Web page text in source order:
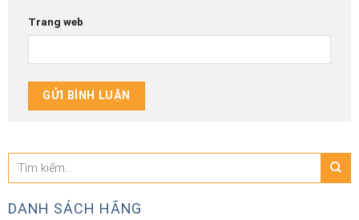
Trang web
Tìm
DANH SÁCH HÃNG